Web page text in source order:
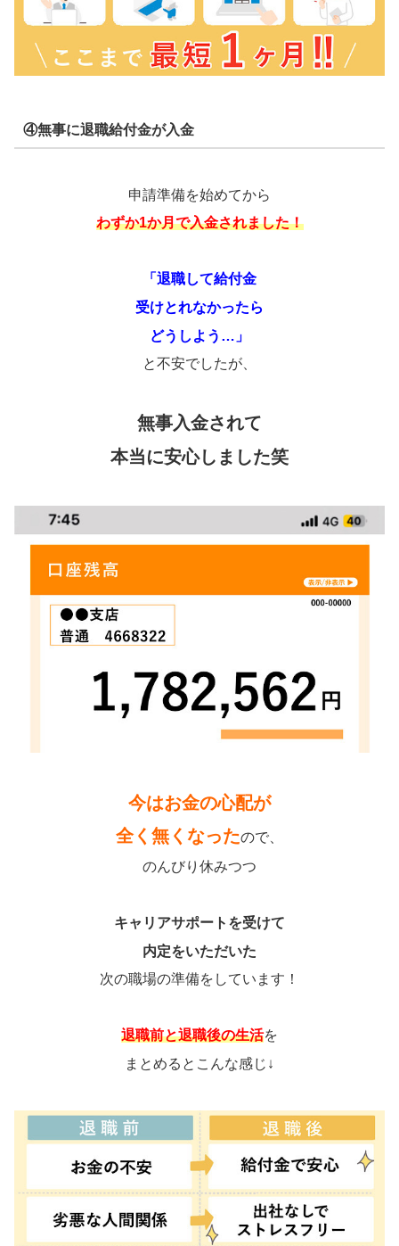
④無事に退職給付金が入金
申請準備を始めてから
わずか1か月で入金されました！
「退職して給付金
受けとれなかったら
どうしよう…」
と不安でしたが、
無事入金されて
本当に安心しました笑
今はお金の心配が
全く無くなったので、
のんびり休みつつ
キャリアサポートを受けて
内定をいただいた
次の職場の準備をしています！
退職前と退職後の生活を
まとめるとこんな感じ↓